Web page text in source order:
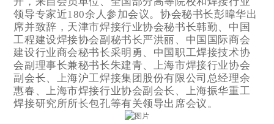
领导专家近180余人参加会议。协会秘书长彭暐华出
席并致辞，天津市焊接行业协会秘书长韩勤、中国
工程建设焊接协会副秘书长严洪丽、中国国际商会
建设行业商会秘书长采明勇、中国职工焊接技术协
会副理事长兼秘书长朱建青、上海市焊接行业协会
副会长、上海沪工焊接集团股份有限公司总经理余
惠春、上海市焊接行业协会副会长、上海振华重工
焊接研究所所长包孔等有关领导出席会议。